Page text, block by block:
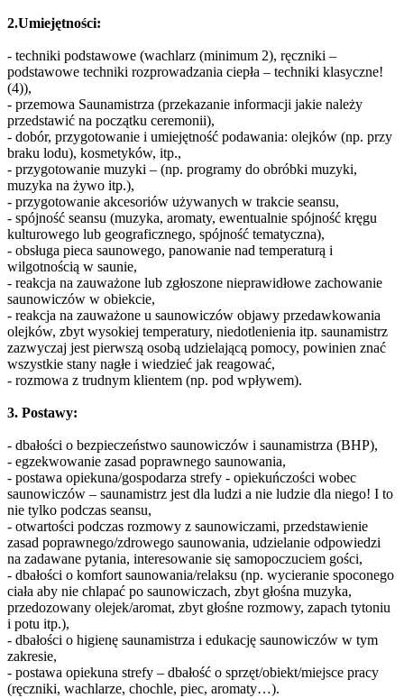
2.Umiejętności:
- techniki podstawowe (wachlarz (minimum 2), ręczniki –
podstawowe techniki rozprowadzania ciepła – techniki klasyczne!
(4)),
- przemowa Saunamistrza (przekazanie informacji jakie należy
przedstawić na początku ceremonii),
- dobór, przygotowanie i umiejętność podawania: olejków (np. przy
braku lodu), kosmetyków, itp.,
- przygotowanie muzyki – (np. programy do obróbki muzyki,
muzyka na żywo itp.),
- przygotowanie akcesoriów używanych w trakcie seansu,
- spójność seansu (muzyka, aromaty, ewentualnie spójność kręgu
kulturowego lub geograficznego, spójność tematyczna),
- obsługa pieca saunowego, panowanie nad temperaturą i
wilgotnością w saunie,
- reakcja na zauważone lub zgłoszone nieprawidłowe zachowanie
saunowiczów w obiekcie,
- reakcja na zauważone u saunowiczów objawy przedawkowania
olejków, zbyt wysokiej temperatury, niedotlenienia itp. saunamistrz
zazwyczaj jest pierwszą osobą udzielającą pomocy, powinien znać
wszystkie stany nagłe i wiedzieć jak reagować,
- rozmowa z trudnym klientem (np. pod wpływem).
3. Postawy:
- dbałości o bezpieczeństwo saunowiczów i saunamistrza (BHP),
- egzekwowanie zasad poprawnego saunowania,
- postawa opiekuna/gospodarza strefy - opiekuńczości wobec
saunowiczów – saunamistrz jest dla ludzi a nie ludzie dla niego! I to
nie tylko podczas seansu,
- otwartości podczas rozmowy z saunowiczami, przedstawienie
zasad poprawnego/zdrowego saunowania, udzielanie odpowiedzi
na zadawane pytania, interesowanie się samopoczuciem gości,
- dbałości o komfort saunowania/relaksu (np. wycieranie spoconego
ciała aby nie chlapać po saunowiczach, zbyt głośna muzyka,
przedozowany olejek/aromat, zbyt głośne rozmowy, zapach tytoniu
i potu itp.),
- dbałości o higienę saunamistrza i edukację saunowiczów w tym
zakresie,
- postawa opiekuna strefy – dbałość o sprzęt/obiekt/miejsce pracy
(ręczniki, wachlarze, chochle, piec, aromaty…).